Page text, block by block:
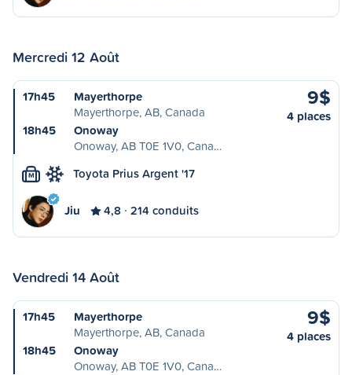
Mercredi 12 Août
17h45
Mayerthorpe
Mayerthorpe, AB, Canada
18h45
Onoway
Onoway, AB T0E 1V0, Cana…
9$
4 places
M Toyota Prius Argent '17
Jiu 4,8 214 conduits
Vendredi 14 Août
17h45
Mayerthorpe
Mayerthorpe, AB, Canada
18h45
Onoway
Onoway, AB T0E 1V0, Cana…
9$
4 places